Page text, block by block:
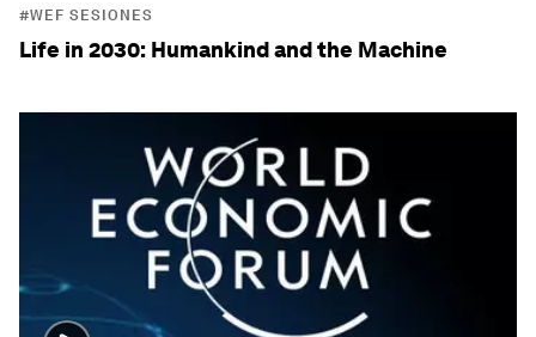
#WEF SESIONES
Life in 2030: Humankind and the Machine